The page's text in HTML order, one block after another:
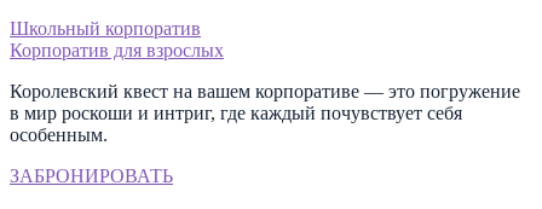
Школьный корпоратив
Корпоратив для взрослых
Королевский квест на вашем корпоративе — это погружение
в мир роскоши и интриг, где каждый почувствует себя
особенным.
ЗАБРОНИРОВАТЬ